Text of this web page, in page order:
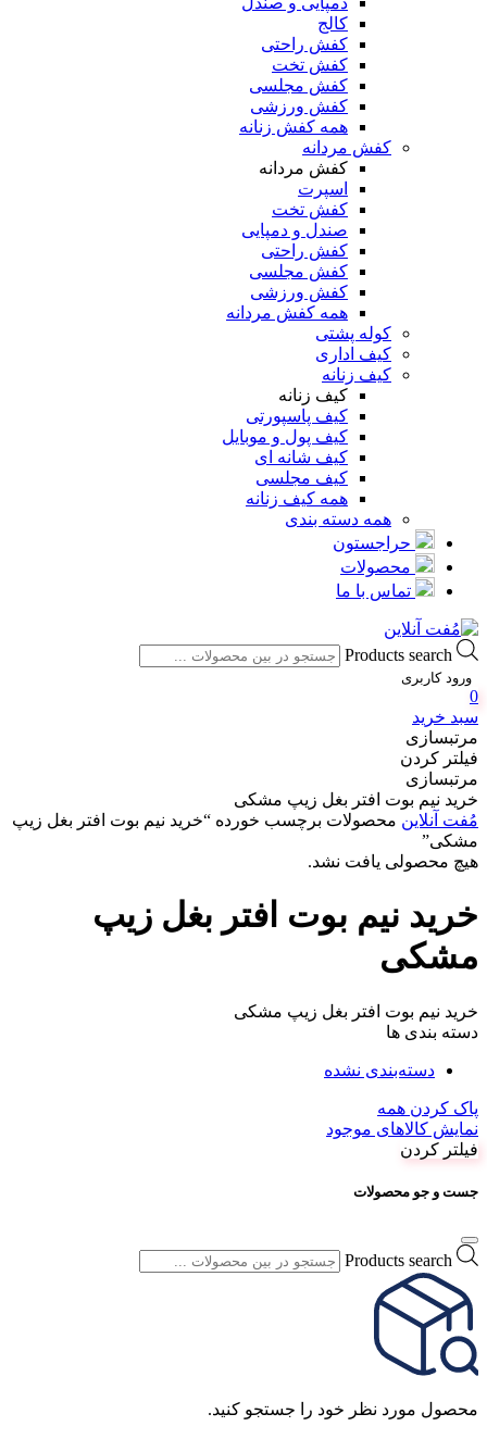
کالج
کفش راحتی
کفش تخت
کفش مجلسی
کفش ورزشی
همه کفش زنانه
کفش مردانه
کفش مردانه
اسپرت
کفش تخت
صندل و دمپایی
کفش راحتی
کفش مجلسی
کفش ورزشی
همه کفش مردانه
کوله پشتی
کیف اداری
کیف زنانه
کیف زنانه
کیف پاسپورتی
کیف پول و موبایل
کیف شانه ای
کیف مجلسی
همه کیف زنانه
همه دسته بندی
حراجستون
محصولات
تماس با ما
Products search
ورود کاربری
0
سبد خرید
مرتبسازی
فیلتر کردن
مرتبسازی
خرید نیم بوت افتر بغل زیپ مشکی
مُفت آنلاین محصولات برچسب خورده “خرید نیم بوت افتر بغل زیپ
مشکی”
هیچ محصولی یافت نشد.
خرید نیم بوت افتر بغل زیپ
مشکی
خرید نیم بوت افتر بغل زیپ مشکی
دسته بندی ها
دسته‌بندی نشده
پاک کردن همه
نمایش کالاهای موجود
فیلتر کردن
جست و جو محصولات
Products search
محصول مورد نظر خود را جستجو کنید.